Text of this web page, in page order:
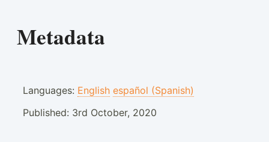
Metadata
Languages: English español (Spanish)
Published: 3rd October, 2020